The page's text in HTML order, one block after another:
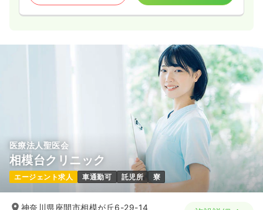
医療法人聖医会
相模台クリニック
エージェント求人 車通勤可 託児所 寮
神奈川県座間市相模が丘6-29-14